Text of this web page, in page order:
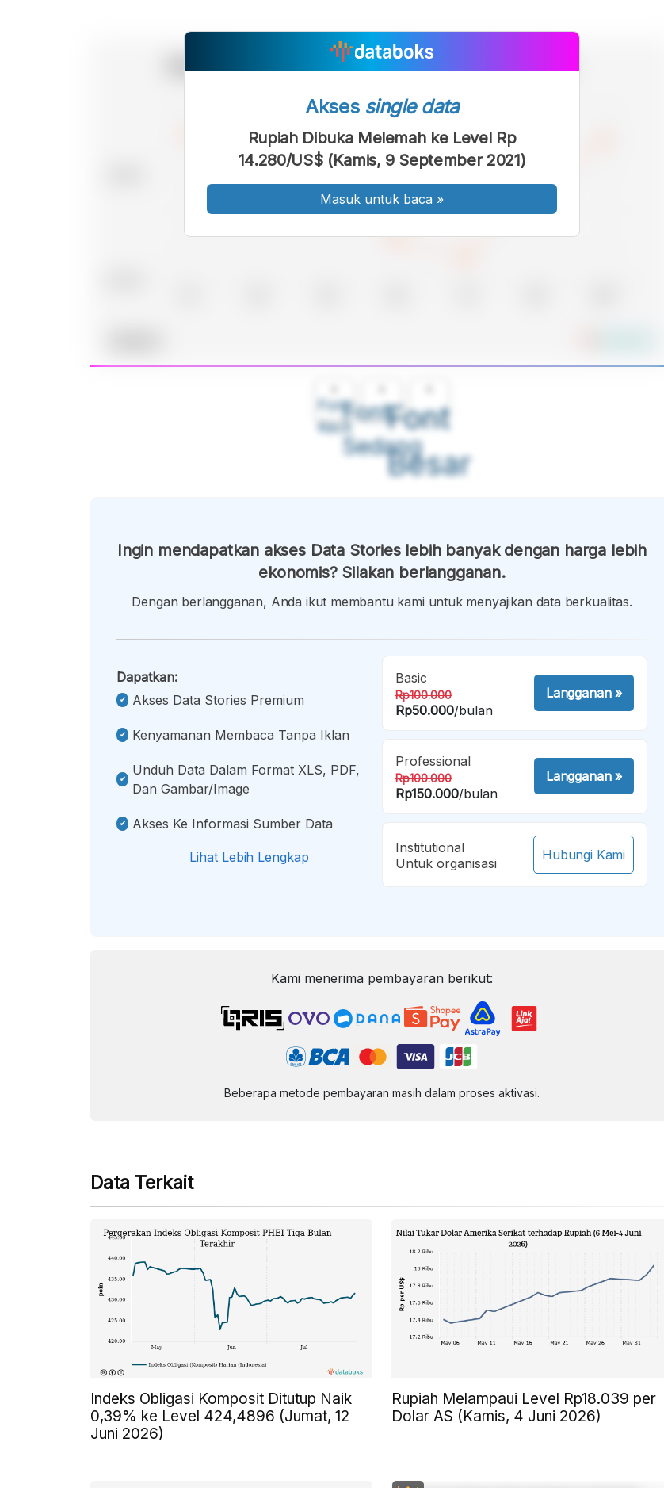
Font
Kecil
Font
Sedang
Font
Besar
Akses single data
Rupiah Dibuka Melemah ke Level Rp
14.280/US$ (Kamis, 9 September 2021)
Masuk untuk baca »
Ingin mendapatkan akses Data Stories lebih banyak dengan harga lebih
ekonomis? Silakan berlangganan.
Dengan berlangganan, Anda ikut membantu kami untuk menyajikan data berkualitas.
Dapatkan:
Akses Data Stories Premium
Kenyamanan Membaca Tanpa Iklan
Unduh Data Dalam Format XLS, PDF,
Dan Gambar/image
Akses Ke Informasi Sumber Data
Lihat Lebih Lengkap
Basic
Rp100.000
Rp50.000/bulan
Langganan»
Professional
Rp100.000
Rp150.000/bulan
Langganan»
Institutional
Untuk organisasi
Hubungi Kami
Kami menerima pembayaran berikut:
Beberapa metode pembayaran masih dalam proses aktivasi.
Data Terkait
Indeks Obligasi Komposit Ditutup Naik
0,39% ke Level 424,4896 (Jumat, 12
Juni 2026)
Rupiah Melampaui Level Rp18.039 per
Dolar AS (Kamis, 4 Juni 2026)